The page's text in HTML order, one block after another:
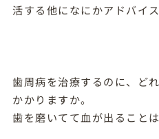
活する他になにかアドバイ
歯周病を治療するのに、ど
かかりますか。
歯を磨いてて血が出ること